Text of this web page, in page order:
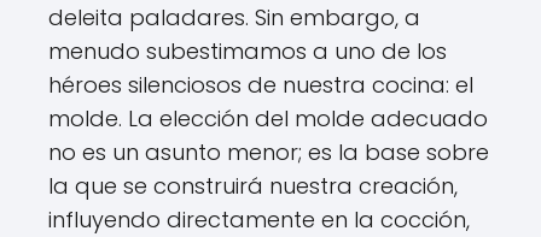
deleita paladares. Sin embargo, a
menudo subestimamos a uno de los
héroes silenciosos de nuestra cocina: el
molde. La elección del molde adecuado
no es un asunto menor; es la base sobre
la que se construirá nuestra creación,
influyendo directamente en la cocción,